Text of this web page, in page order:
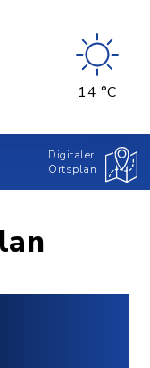
14 °C
Digitaler
Ortsplan